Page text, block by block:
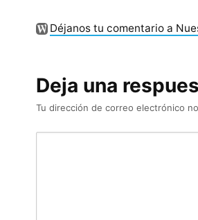
Déjanos tu comentario a
Deja una
Tu dirección de correo electrónico